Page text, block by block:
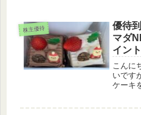
関する
...
株主優待
優待
マダ
イン
こんに
いです
ケーキ